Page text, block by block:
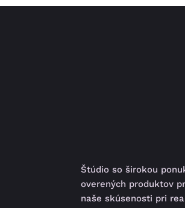
Štúdio so širokou
overených produktov
naše skúsenosti pri